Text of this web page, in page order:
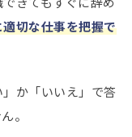
切な仕事を把握で
か「いいえ」で答
。